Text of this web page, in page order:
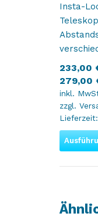
Insta-
233,00
279,00
inkl.
zzgl.
Lieferzeit: